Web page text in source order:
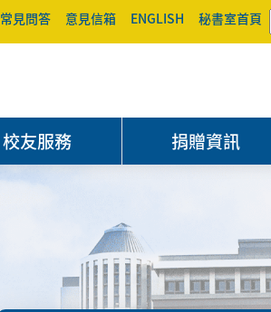
常見問答 意見信箱 ENGLISH 秘書室首頁
校友服務 捐贈資訊